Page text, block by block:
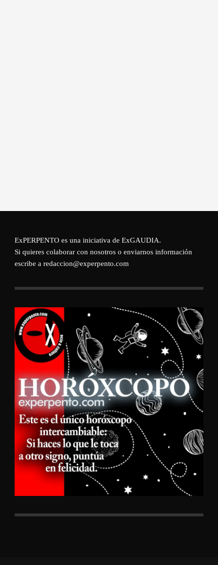
ExPERPENTO es una iniciativa de ExGAUDIA.
Si quieres colaborar con nosotros o enviarnos información
escribe a redaccion@experpento.com